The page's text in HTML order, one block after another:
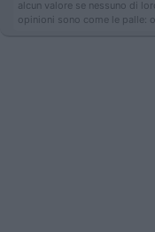
alcun valore se nessuno di
opinioni sono come le palle: